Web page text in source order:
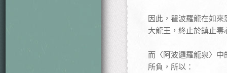
因此，瞿波羅龍在如
大龍王，終止於鎮止
而〈阿波邏羅龍泉〉
所負，所以：